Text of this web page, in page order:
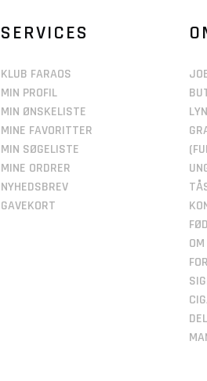
SERVICES
KLUB FARAOS
MIN PROFIL
MIN ØNSKELISTE
MINE FAVORITTER
MIN SØGELISTE
MINE ORDRER
NYHEDSBREV
GAVEKORT